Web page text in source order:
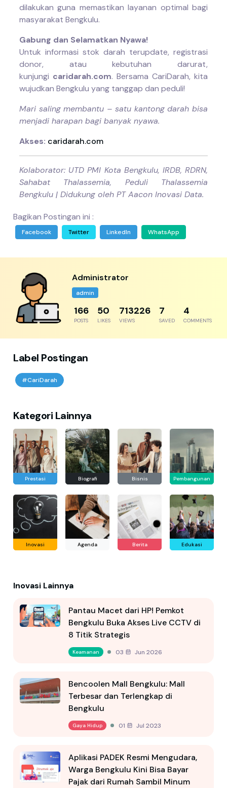
dilakukan guna memastikan layanan optimal bagi
masyarakat Bengkulu.
Gabung dan Selamatkan Nyawa!
Untuk informasi stok darah terupdate, registrasi
donor, atau kebutuhan darurat,
kunjungi caridarah.com. Bersama CariDarah, kita
wujudkan Bengkulu yang tanggap dan peduli!
Mari saling membantu – satu kantong darah bisa
menjadi harapan bagi banyak nyawa.
Akses: caridarah.com
Kolaborator: UTD PMI Kota Bengkulu, IRDB, RDRN,
Sahabat Thalassemia, Peduli Thalassemia
Bengkulu | Didukung oleh PT Aacon Inovasi Data.
Bagikan Postingan ini :
Facebook Twitter LinkedIn WhatsApp
Administrator
admin
204
POSTS
61
LIKES
877816
VIEWS
8
SAVED
5
COMMENTS
Label Postingan
#CariDarah
Kategori Lainnya
Prestasi Biografi Bisnis Pembangunan
Inovasi Agenda Berita Edukasi
Inovasi Lainnya
Pantau Macet dari HP! Pemkot
Bengkulu Buka Akses Live CCTV di
8 Titik Strategis
Keamanan 03 Jun 2026
Bencoolen Mall Bengkulu: Mall
Terbesar dan Terlengkap di
Bengkulu
Gaya Hidup 01 Jul 2023
Aplikasi PADEK Resmi Mengudara,
Warga Bengkulu Kini Bisa Bayar
Pajak dari Rumah Sambil Minum